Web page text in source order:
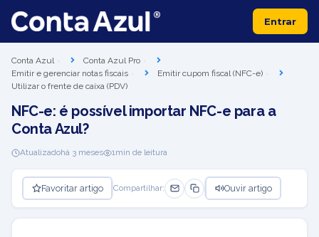
Entrar
Conta Azul
Conta Azul Pro
Emitir e gerenciar notas fiscais
Emitir cupom fiscal (NFC-e)
Utilizar o frente de caixa (PDV)
NFC-e: é possível importar NFC-e para a
Conta Azul?
Atualizadohá 3 meses 1min de leitura
Favoritar artigo Compartilhar: Ouvir artigo